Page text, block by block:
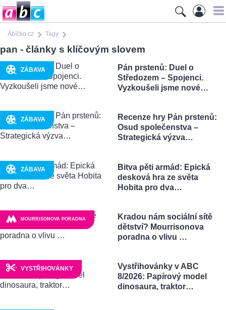
Ábíčko.cz Tagy
pan - články s klíčovým slovem
ZÁBAVA
Pán prstenů: Duel o
Středozem – Spojenci.
Vyzkoušeli jsme nové…
ZÁBAVA
Recenze hry Pán prstenů:
Osud společenstva –
Strategická výzva…
ZÁBAVA
Bitva pěti armád: Epická
desková hra ze světa
Hobita pro dva…
MOURRISONOVA PORADNA
Kradou nám sociální sítě
dětství? Mourrisonova
poradna o vlivu …
VYSTŘIHOVÁNKY
Vystřihovánky v ABC
8/2026: Papírový model
dinosaura, traktor…